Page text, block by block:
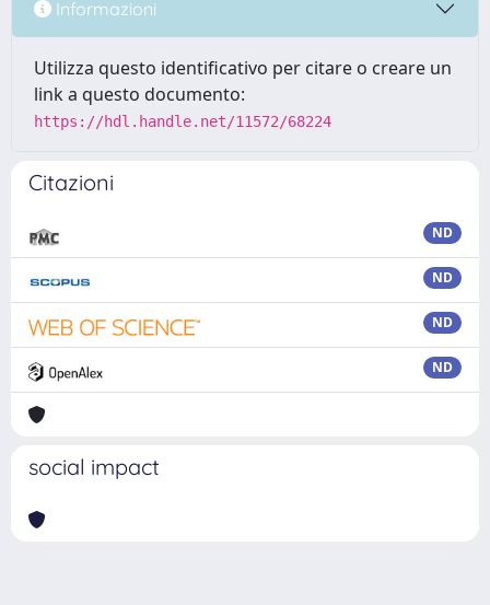
Informazioni
Utilizza questo identificativo per citare o creare un
link a questo documento:
https://hdl.handle.net/11572/68224
Citazioni
ND
ND
ND
ND
social impact